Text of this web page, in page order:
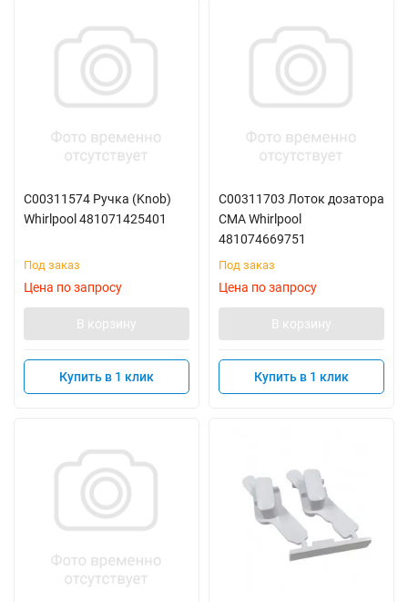
C00311574 Ручка (Knob)
Whirlpool 481071425401
Под заказ
Цена по запросу
В корзину
Купить в 1 клик
C00311703 Лоток дозатора
СМА Whirlpool
481074669751
Под заказ
Цена по запросу
В корзину
Купить в 1 клик